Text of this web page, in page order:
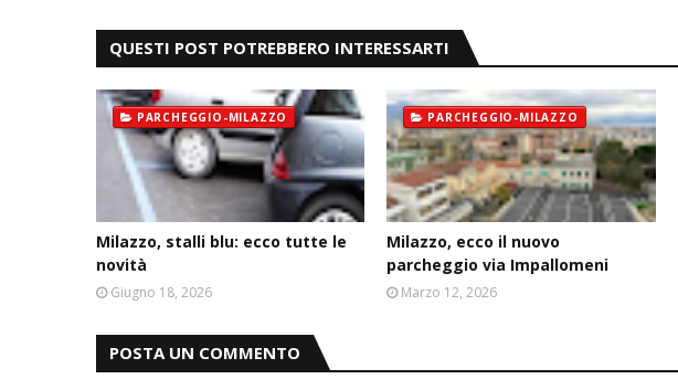
QUESTI POST POTREBBERO INTERESSARTI
PARCHEGGIO-MILAZZO
Milazzo, stalli blu: ecco tutte le
novità
Giugno 18, 2026
PARCHEGGIO-MILAZZO
Milazzo, ecco il nuovo
parcheggio via Impallomeni
Marzo 12, 2026
POSTA UN COMMENTO